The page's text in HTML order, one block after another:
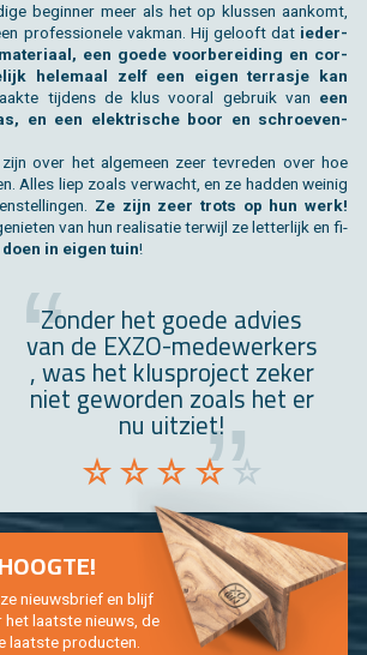
be­gin­ner meer als het op klus­sen aan­komt,
pro­fes­si­o­ne­le vak­man. Hij ge­looft dat ie­der­
een goede voor­be­rei­ding en cor­
he­le­maal zelf een eigen ter­ras­je kan
tij­dens de klus voor­al ge­bruik van een
en een elek­tri­sche boor en schroe­ven­
over het al­ge­meen zeer te­vre­den over hoe
Alles liep zoals ver­wacht, en ze had­den wei­nig
Ze zijn zeer trots op hun werk!
van hun re­a­li­sa­tie ter­wijl ze let­ter­lijk en fi­
in eigen tuin!
Zon­der het goede ad­vies
van de EXZO-me­de­wer­kers
, was het klus­pro­ject zeker
niet ge­wor­den zoals het er
nu uit­ziet!
nieuws­brief en blijf
laat­ste nieuws, de
laat­ste pro­duc­ten.